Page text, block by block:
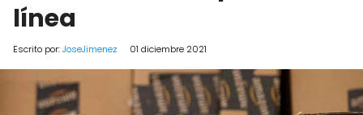
línea
Escrito por:JoseJimenez 01 diciembre 2021